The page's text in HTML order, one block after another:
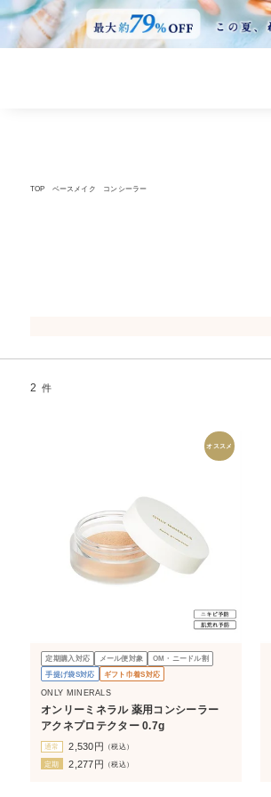
TOP ベースメイク コンシーラー
2 件
オススメ
定期購入対応 メール便対象
OM・ニードル割
手提げ袋S対応
ギフト巾着S対応
ONLY MINERALS
オンリーミネラル 薬用コンシーラー
アクネプロテクター 0.7g
通常 2,530 円
（税込）
定期
2,277円 （税込）